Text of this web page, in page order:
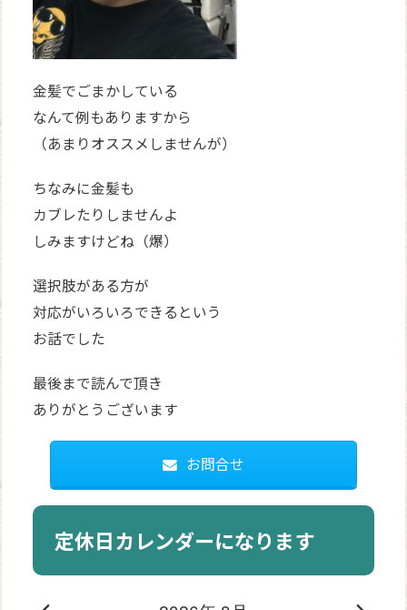
金髪でごまかしている
なんて例もありますから
（あまりオススメしませんが）
ちなみに金髪も
カブレたりしませんよ
しみますけどね（爆）
選択肢がある方が
対応がいろいろできるという
お話でした
最後まで読んで頂き
ありがとうございます
お問合せ
定休日カレンダーになります